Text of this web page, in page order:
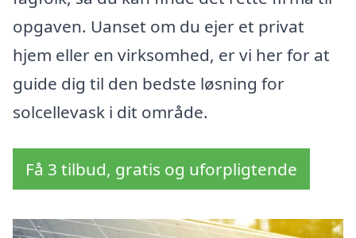
opgaven. Uanset om du ejer et privat
hjem eller en virksomhed, er vi her for at
guide dig til den bedste løsning for
solcellevask i dit område.
Få 3 tilbud, gratis og uforpligtende